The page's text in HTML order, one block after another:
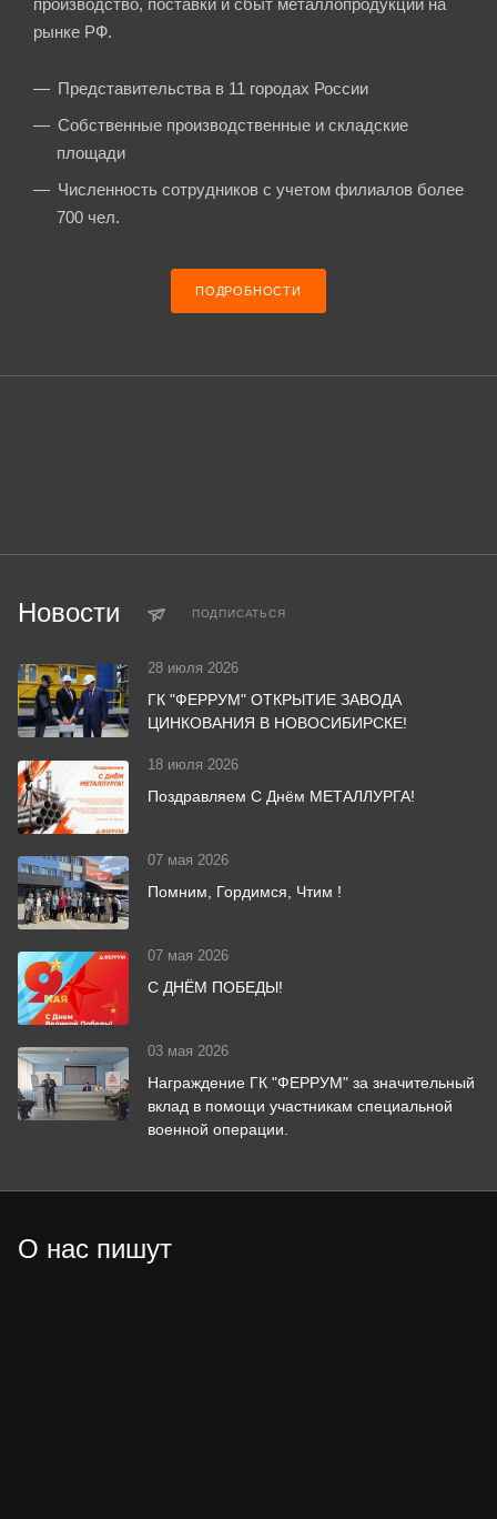
производство, поставки и сбыт металлопродукции на
рынке РФ.
Представительства в 11 городах России
Собственные производственные и складские
площади
Численность сотрудников с учетом филиалов более
700 чел.
ПОДРОБНОСТИ
Новости ПОДПИСАТЬСЯ
28 июля 2026
ГК "ФЕРРУМ" ОТКРЫТИЕ ЗАВОДА
ЦИНКОВАНИЯ В НОВОСИБИРСКЕ!
18 июля 2026
Поздравляем С Днём МЕТАЛЛУРГА!
07 мая 2026
Помним, Гордимся, Чтим !
07 мая 2026
С ДНЁМ ПОБЕДЫ!
03 мая 2026
Награждение ГК "ФЕРРУМ" за значительный
вклад в помощи участникам специальной
военной операции.
О нас пишут